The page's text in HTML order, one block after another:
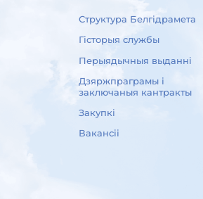
Структура Белгідрамета
Гісторыя службы
Перыядычныя выданні
Дзяржпраграмы і
заключаныя кантракты
Закупкі
Вакансіі